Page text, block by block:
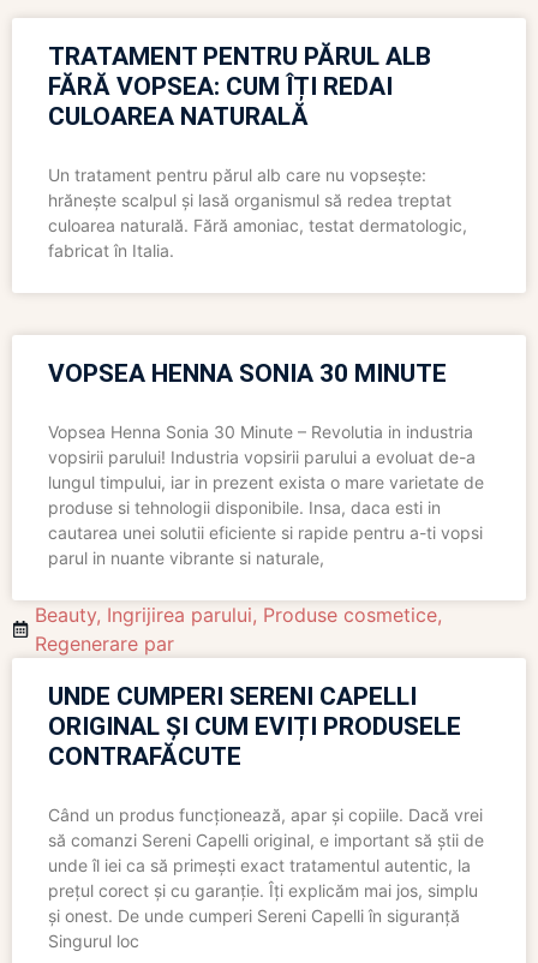
TRATAMENT PENTRU PĂRUL ALB
FĂRĂ VOPSEA: CUM ÎȚI REDAI
CULOAREA NATURALĂ
Un tratament pentru părul alb care nu vopsește:
hrănește scalpul și lasă organismul să redea treptat
culoarea naturală. Fără amoniac, testat dermatologic,
fabricat în Italia.
VOPSEA HENNA SONIA 30 MINUTE
Vopsea Henna Sonia 30 Minute – Revolutia in industria
vopsirii parului! Industria vopsirii parului a evoluat de-a
lungul timpului, iar in prezent exista o mare varietate de
produse si tehnologii disponibile. Insa, daca esti in
cautarea unei solutii eficiente si rapide pentru a-ti vopsi
parul in nuante vibrante si naturale,
Beauty, Ingrijirea parului, Produse cosmetice,
Regenerare par
UNDE CUMPERI SERENI CAPELLI
ORIGINAL ȘI CUM EVIȚI PRODUSELE
CONTRAFĂCUTE
Când un produs funcționează, apar și copiile. Dacă vrei
să comanzi Sereni Capelli original, e important să știi de
unde îl iei ca să primești exact tratamentul autentic, la
prețul corect și cu garanție. Îți explicăm mai jos, simplu
și onest. De unde cumperi Sereni Capelli în siguranță
Singurul loc